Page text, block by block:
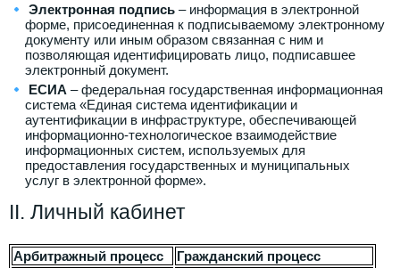
Электронная подпись– информация в электронной
форме, присоединенная к подписываемому электронному
документу или иным образом связанная с ним и
позволяющая идентифицировать лицо, подписавшее
электронный документ.
ЕСИА – федеральная государственная информационная
система «Единая система идентификации и
аутентификации в инфраструктуре, обеспечивающей
информационно-технологическое взаимодействие
информационных систем, используемых для
предоставления государственных и муниципальных
услуг в электронной форме».
II. Личный кабинет
Арбитражный процесс
Гражданский процесс